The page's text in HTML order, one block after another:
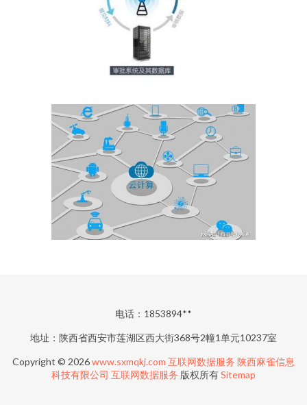
电话：1853894**
地址：陕西省西安市莲湖区西大街368号2幢1单元10237室
Copyright © 2026www.sxmqkj.com 互联网数据服务 陕西麻雀信息
科技有限公司 互联网数据服务 版权所有Sitemap